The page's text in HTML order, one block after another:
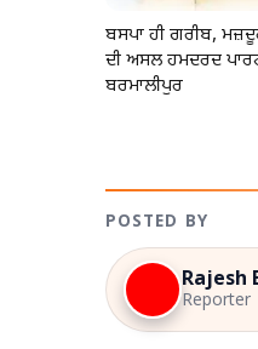
ਬਸਪਾ ਹੀ ਗਰੀਬ,
ਦੀ ਅਸਲ ਹਮਦਰਦ
ਬਰਮਾਲੀਪੁਰ
POSTED BY
Rajesh
Reporter